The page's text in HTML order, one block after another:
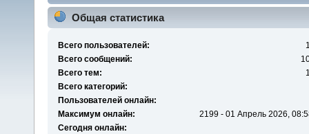
Общая статистика
Всего пользователей:
Всего сообщений:
Всего тем:
Всего категорий:
Пользователей онлайн:
Максимум онлайн:
2199 - 01 Апрель 2026,
Сегодня онлайн: